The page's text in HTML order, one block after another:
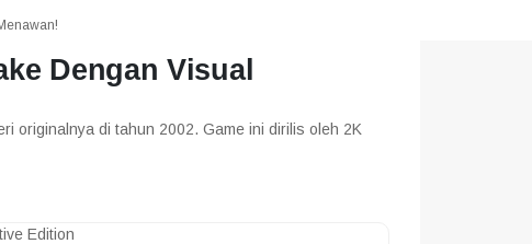
Dengan Visual
originalnya di tahun 2002. Game ini dirilis oleh 2K